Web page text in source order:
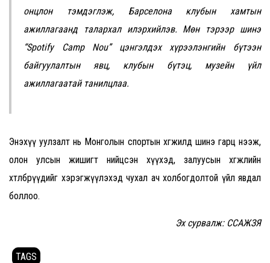
онцлон тэмдэглэж, Барселона клубын хамтын
ажиллагаанд талархал илэрхийлэв. Мөн тэрээр шинэ
“Spotify Camp Nou” цэнгэлдэх хүрээлэнгийн бүтээн
байгуулалтын явц, клубын бүтэц, музейн үйл
ажиллагаатай танилцлаа.
Энэхүү уулзалт нь Монголын спортын хөгжилд шинэ гарц нээж,
олон улсын жишигт нийцсэн хүүхэд, залуусын хөгжлийн
хөтөлбөрүүдийг хэрэгжүүлэхэд чухал ач холбогдолтой үйл явдал
боллоо.
Эх сурвалж: ССАЖЗЯ
TAGS